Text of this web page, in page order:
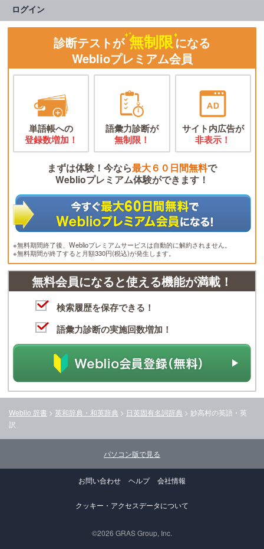
ログイン
診断テストが 無制限になる
Weblioプレミアム会員
単語帳への
登録数増加！
語彙力診断が
無制限！
サイト内広告が
非表示！
まずは体験！今なら最大６０日間無料で
Weblioプレミアム体験ができます！
※無料期間終了後、Weblioプレミアムサービスは自動的に解約されません。
※無料期間が終了すると月額330円(税込)が発生します。
無料会員になると使える機能が満載！
検索履歴を保存できる！
語彙力診断の実施回数増加！
Weblio 辞書 > 英和辞典・和英辞典 > 日英固有名詞辞典 > 妙高村の英語・英
訳
パソコン版で見る
お問い合わせ ヘルプ 会社情報
クッキー・アクセスデータについて
©2026 GRAS Group, Inc.